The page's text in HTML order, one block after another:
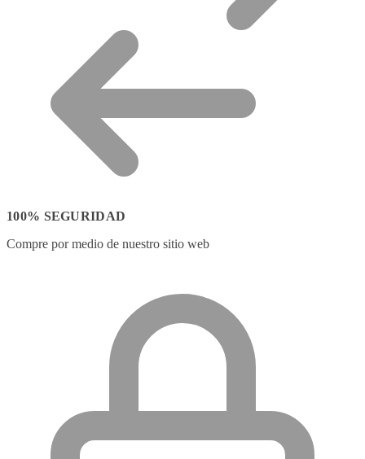
100% SEGURIDAD
Compre por medio de nuestro sitio web